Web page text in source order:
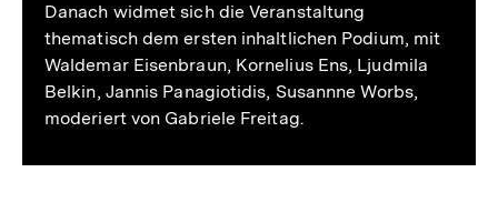
Danach widmet sich die Veranstaltung
thematisch dem ersten inhaltlichen Podium, mit
Waldemar Eisenbraun, Kornelius Ens, Ljudmila
Belkin, Jannis Panagiotidis, Susannne Worbs,
moderiert von Gabriele Freitag.